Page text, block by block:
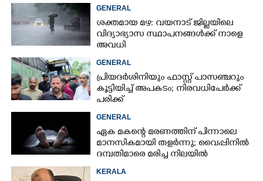
GENERAL
ശക്തമായ മഴ: വയനാട് ജില്ലയിലെ
വിദ്യാഭ്യാസ സ്ഥാപനങ്ങള്‍ക്ക് നാളെ
അവധി
GENERAL
പ്രിയദർശിനിയും ഫാസ്റ്റ് പാസഞ്ചറും
കൂട്ടിയിച്ച് അപകടം; നിരവധിപേർക്ക്
പരിക്ക്
GENERAL
ഏക മകന്റെ മരണത്തിന് പിന്നാലെ
മാനസികമായി തളർന്നു; വൈപ്പിനിൽ
ദമ്പതിമാരെ മരിച്ച നിലയിൽ
കണ്ടെത്തി
KERALA